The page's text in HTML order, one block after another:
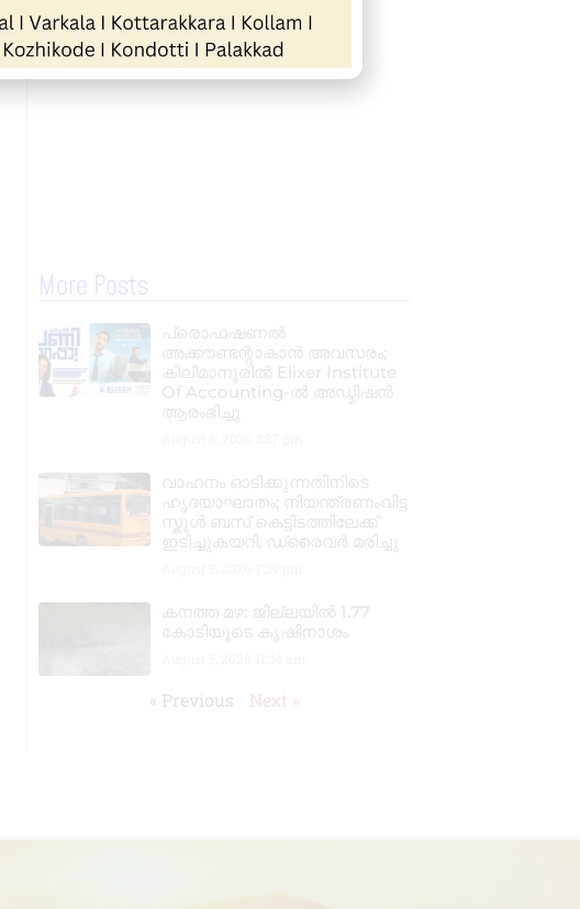
More Posts
പ്രൊഫഷണൽ
അക്കൗണ്ടന്റാകാൻ അവസരം;
കിലിമാനൂരിൽ Elixer Institute
Of Accounting-ൽ അഡ്മിഷൻ
ആരംഭിച്ചു
വാഹനം ഓടിക്കുന്നതിനിടെ
ഹൃദയാഘാതം; നിയന്ത്രണംവിട്ട
സ്കൂൾ ബസ് കെട്ടിടത്തിലേക്ക്
ഇടിച്ചുകയറി, ഡ്രൈവർ മരിച്ചു
കനത്ത മഴ: ജില്ലയിൽ 1.77
കോടിയുടെ കൃഷിനാശം
« Previous Next »